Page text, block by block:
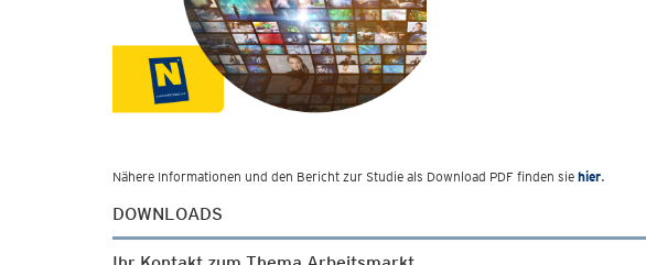
Nähere Informationen und den Bericht zur Studie als Download PDF finden sie hier.
DOWNLOADS